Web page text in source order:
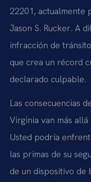
22201, actualmente
Jason S. Rucker. A
infracción de
que crea un récord
declarado culpable.
Las consecuencias
Virginia van más
Usted podría
las primas de su
de un dispositivo de